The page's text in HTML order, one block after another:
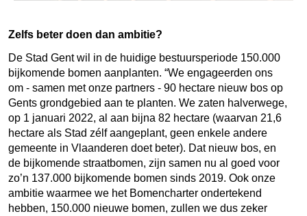
Zelfs beter doen dan ambitie?
De Stad Gent wil in de huidige bestuursperiode 150.000
bijkomende bomen aanplanten. “We engageerden ons
om - samen met onze partners - 90 hectare nieuw bos op
Gents grondgebied aan te planten. We zaten halverwege,
op 1 januari 2022, al aan bijna 82 hectare (waarvan 21,6
hectare als Stad zélf aangeplant, geen enkele andere
gemeente in Vlaanderen doet beter). Dat nieuw bos, en
de bijkomende straatbomen, zijn samen nu al goed voor
zo’n 137.000 bijkomende bomen sinds 2019. Ook onze
ambitie waarmee we het Bomencharter ondertekend
hebben, 150.000 nieuwe bomen, zullen we dus zeker